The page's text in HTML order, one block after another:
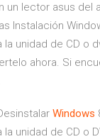
un lector asus del
Instalación
la unidad de CD o
ahora. Si
Windows
unidad de CD o